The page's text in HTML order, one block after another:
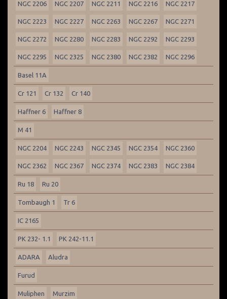
NGC 2206 NGC 2207 NGC 2211 NGC 2216 NGC 2217
NGC 2223 NGC 2227 NGC 2263 NGC 2267 NGC 2271
NGC 2272 NGC 2280 NGC 2283 NGC 2292 NGC 2293
NGC 2295 NGC 2325 NGC 2380 NGC 2382 NGC 2296
Basel 11A
Cr 121 Cr 132 Cr 140
Haffner 6 Haffner 8
M 41
NGC 2204 NGC 2243 NGC 2345 NGC 2354 NGC 2360
NGC 2362 NGC 2367 NGC 2374 NGC 2383 NGC 2384
Ru 18 Ru 20
Tombaugh 1 Tr 6
IC 2165
PK 232- 1.1 PK 242-11.1
ADARA Aludra
Furud
Muliphen Murzim